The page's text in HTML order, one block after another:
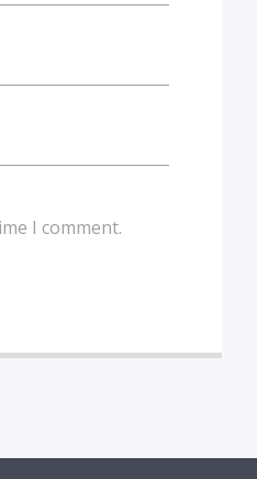
I comment.